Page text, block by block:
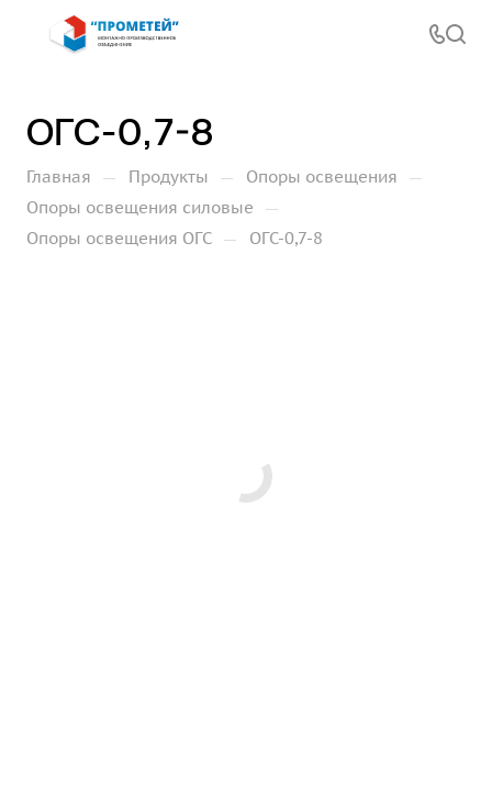
ОГС-0,7-8
Главная — Продукты — Опоры освещения —
Опоры освещения силовые —
Опоры освещения ОГС — ОГС-0,7-8